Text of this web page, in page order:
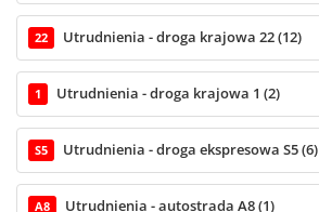
22 Utrudnienia - droga krajowa 22 (12)
1 Utrudnienia - droga krajowa 1 (2)
S5 Utrudnienia - droga ekspresowa S5 (6)
A8 Utrudnienia - autostrada A8 (1)